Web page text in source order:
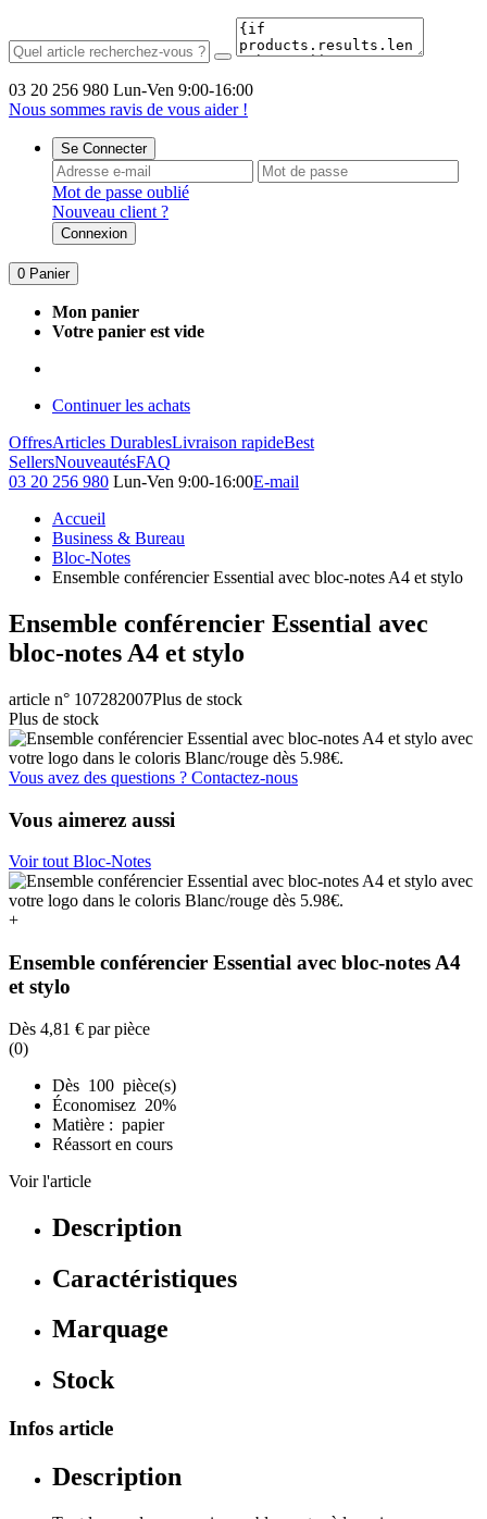
03 20 256 980 Lun-Ven 9:00-16:00
Nous sommes ravis de vous aider !
Se Connecter
Mot de passe oublié
Nouveau client ?
Connexion
0 Panier
Mon panier
Votre panier est vide
Continuer les achats
OffresArticles DurablesLivraison rapideBest
SellersNouveautésFAQ
03 20 256 980 Lun-Ven 9:00-16:00E-mail
Accueil
Business & Bureau
Bloc-Notes
Ensemble conférencier Essential avec bloc-notes A4 et stylo
Ensemble conférencier Essential avec
bloc-notes A4 et stylo
article n° 107282007Plus de stock
Plus de stock
Vous avez des questions ? Contactez-nous
Vous aimerez aussi
Voir tout Bloc-Notes
+
Ensemble conférencier Essential avec bloc-notes A4
et stylo
Dès 4,81 € par pièce
(0)
Dès 100 pièce(s)
Économisez 20%
Matière : papier
Réassort en cours
Voir l'article
Description
Caractéristiques
Marquage
Stock
Infos article
Description